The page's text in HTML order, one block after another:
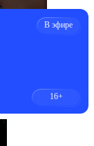
В эфире
16+